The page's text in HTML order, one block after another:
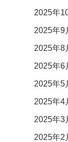
2025年
2025年9
2025年8
2025年6
2025年5
2025年4
2025年3
2025年2